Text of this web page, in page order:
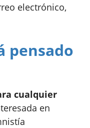
electrónico,
pensado
cualquier
en